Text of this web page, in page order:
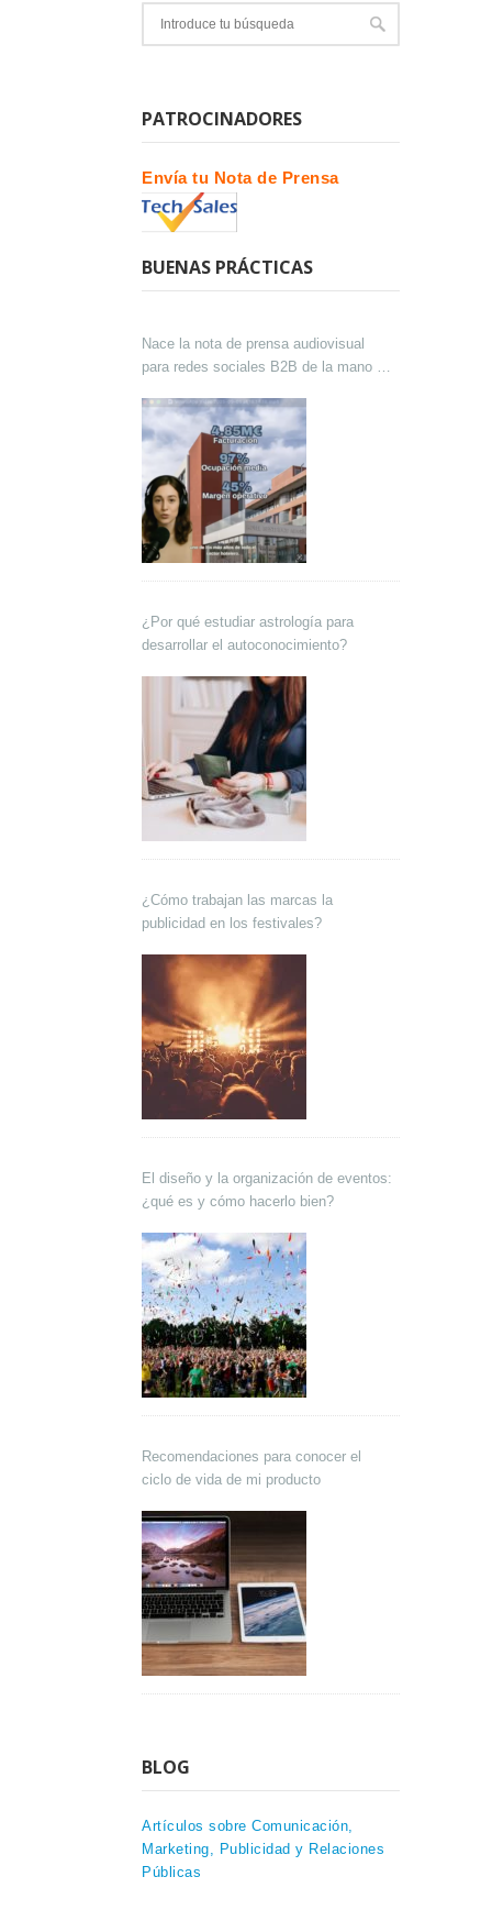
PATROCINADORES
Envía tu Nota de Prensa
BUENAS PRÁCTICAS
Nace la nota de prensa audiovisual
para redes sociales B2B de la mano de
¿Por qué estudiar astrología para
desarrollar el autoconocimiento?
¿Cómo trabajan las marcas la
publicidad en los festivales?
El diseño y la organización de eventos:
¿qué es y cómo hacerlo bien?
Recomendaciones para conocer el
ciclo de vida de mi producto
BLOG
Artículos sobre Comunicación,
Marketing, Publicidad y Relaciones
Públicas